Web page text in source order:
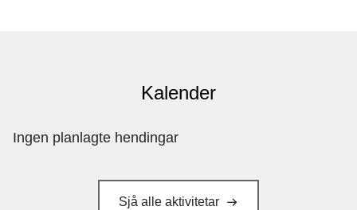
Kalender
Ingen planlagte hendingar
Sjå alle aktivitetar